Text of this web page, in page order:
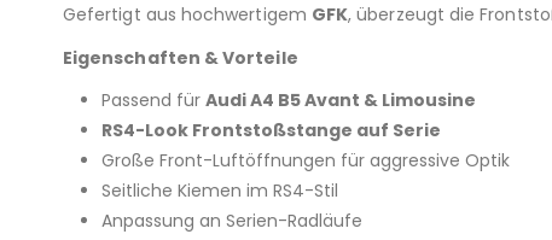
Gefertigt aus hochwertigem GFK, überzeugt die
Eigenschaften & Vorteile
Passend für Audi A4 B5 Avant & Limousine
RS4-Look Frontstoßstange auf Serie
Große Front-Luftöffnungen für aggressive Optik
Seitliche Kiemen im RS4-Stil
Anpassung an Serien-Radläufe